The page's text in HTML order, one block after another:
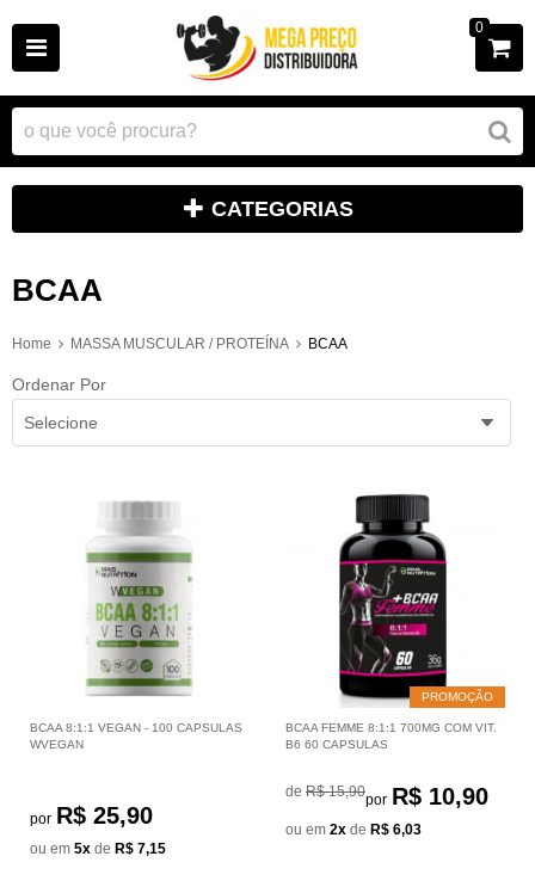
0
CATEGORIAS
BCAA
Home MASSA MUSCULAR / PROTEÍNA BCAA
Ordenar Por
Selecione
BCAA 8:1:1 VEGAN - 100 CAPSULAS
WVEGAN
por R$ 25,90
ou em 5x de R$ 7,15
PROMOÇÃO
BCAA FEMME 8:1:1 700MG COM VIT.
B6 60 CAPSULAS
de R$ 15,90por R$ 10,90
ou em 2x de R$ 6,03